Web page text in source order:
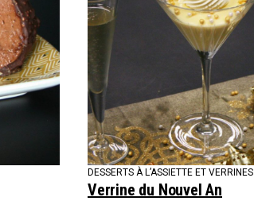
DESSERTS À L’ASSIETTE ET VERRINES
Verrine du Nouvel An